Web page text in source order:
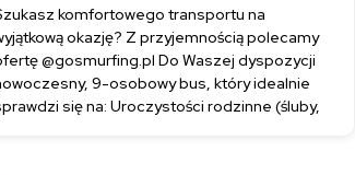
komfortowego transportu na
okazję? Z przyjemnością polecamy
@gosmurfing.pl Do Waszej dyspozycji
9-osobowy bus, który idealnie
się na: Uroczystości rodzinne (śluby,